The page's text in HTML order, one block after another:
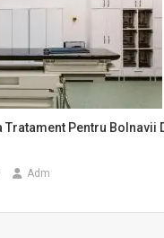
Tratament Pentru Bolnavii
Adm